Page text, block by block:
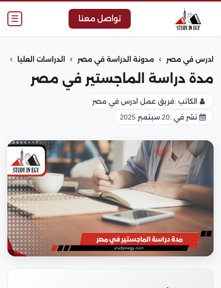
☰ تواصل معنا
ادرس في مصر › مدونة الدراسة في مصر › الدراسات العليا ›
مدة دراسة الماجستير في مصر
الكاتب :فريق عمل ادرس في مصر
نشر في :20 سبتمبر 2025